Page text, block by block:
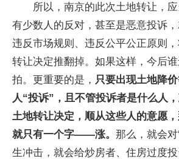
所以，南京的此次土地转让，
有少数人的反对，甚至是恶意投诉，
违反市场规则、违反公平公正原则
转让决定推翻掉。如果这样，今后
拍。更重要的是， 只要出现土地降
人“投诉”，且不管投诉者是什么人
土地转让决定，顺从这些人的意愿
就只有一个字——涨。 那么，就会
生冲击，就会给炒房者、住房过度